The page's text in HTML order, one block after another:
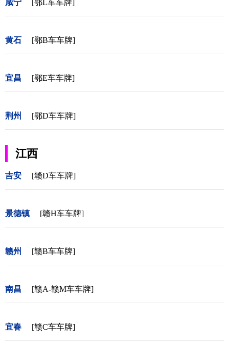
咸宁 [鄂L车车牌]
黄石 [鄂B车车牌]
宜昌 [鄂E车车牌]
荆州 [鄂D车车牌]
江西
吉安 [赣D车车牌]
景德镇 [赣H车车牌]
赣州 [赣B车车牌]
南昌 [赣A-赣M车车牌]
宜春 [赣C车车牌]